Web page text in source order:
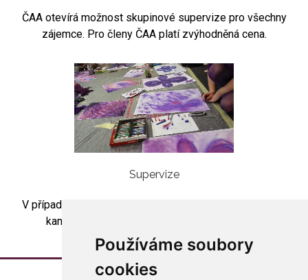
Používáme soubory
cookies
ČAA otevírá možnost skupinové supervize pro všechny
zájemce. Pro členy ČAA platí zvýhodněná cena.
Supervize
V případě zájmu o skupinovou artesupervizi kontaktujte
kancelář asociace (